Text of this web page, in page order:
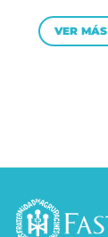
VER MÁS